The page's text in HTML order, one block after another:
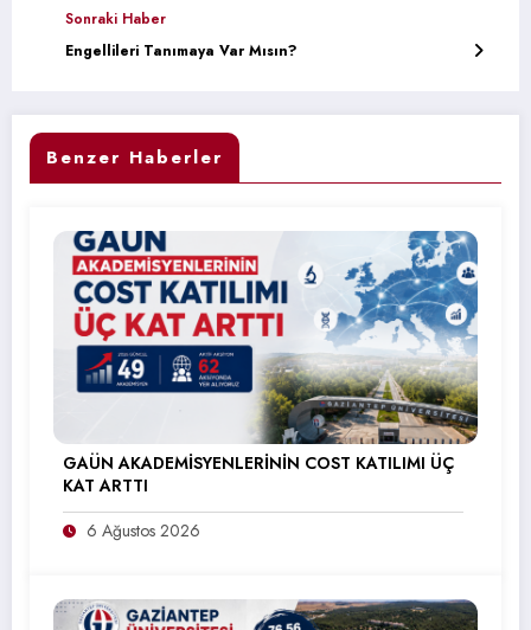
Sonraki Haber
Engellileri Tanımaya Var Mısın?
Benzer Haberler
GAÜN AKADEMİSYENLERİNİN COST KATILIMI ÜÇ
KAT ARTTI
6 Ağustos 2026